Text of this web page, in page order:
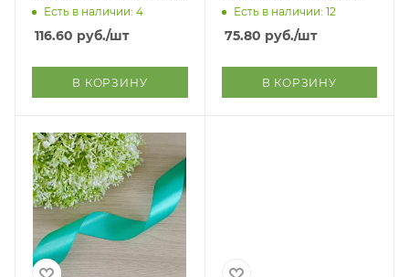
упаковка 10 м,
Есть в наличии: 4
116.60 руб./шт
В КОРЗИНУ
Есть в наличии: 12
75.80 руб./шт
В КОРЗИНУ